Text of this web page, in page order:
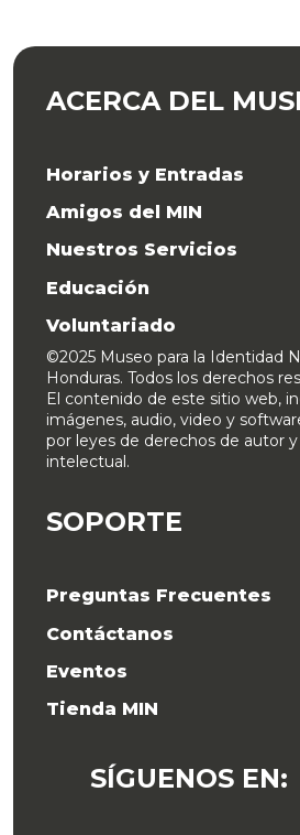
ACERCA DEL
Horarios y Entradas
Amigos del MIN
Nuestros Servicios
Educación
Voluntariado
©2025 Museo para la Identidad
Honduras. Todos los derechos
El contenido de este sitio web,
imágenes, audio, video y
por leyes de derechos de autor
intelectual.
SOPORTE
Preguntas Frecuentes
Contáctanos
Eventos
Tienda MIN
SÍGUENOS EN: